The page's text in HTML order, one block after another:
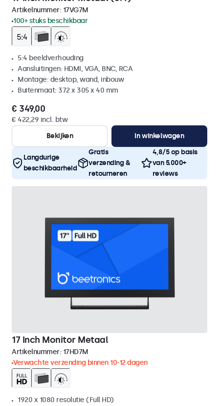
Artikelnummer: 17VG7M
100+ stuks beschikbaar
5:4 beeldverhouding
Aansluitingen: HDMI, VGA, BNC, RCA
Montage: desktop, wand, inbouw
Buitenmaat: 372 x 305 x 40 mm
€ 349,00
€ 422,29 incl. btw
Bekijken
In winkelwagen
Langdurige
beschikbaarheid
Gratis
verzending &
retourneren
4,8/5 op basis
van 5.000+
reviews
17 Inch Monitor Metaal
Artikelnummer: 17HD7M
Verwachte verzending binnen 10-12 dagen
1920 x 1080 resolutie (Full HD)